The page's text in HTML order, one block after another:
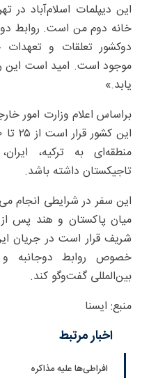
این دیپلمات اسلام‌آباد در
خانه دوم من است. روابط دو
دوکشور تعلقات و تعهدات
موجود است. امید است این
یابد.»
براساس اعلام وزارت امور
منطقه‌ای به ترکیه،
تاجیکستان داشته باشد.
این سفر در شرایطی انجام
میان پاکستان و هند پس
شریف قرار است در جریان
خصوص روابط دوجانبه
بین‌المللی گفت‌وگو کند.
منبع: ایسنا
اخبار مرتبط
افراطی‌ها علیه مذاکره